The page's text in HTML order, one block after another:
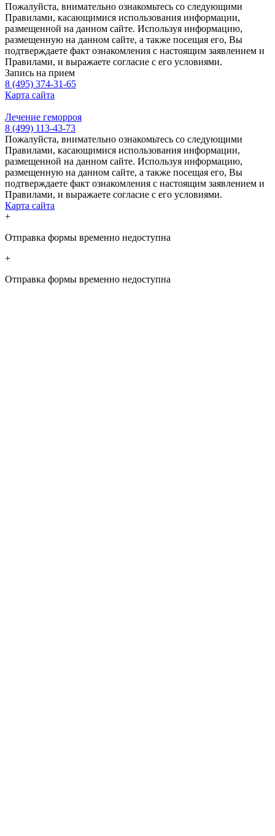
Пожалуйста, внимательно ознакомьтесь со следующими
Правилами, касающимися использования информации,
размещенной на данном сайте. Используя информацию,
размещенную на данном сайте, а также посещая его, Вы
подтверждаете факт ознакомления с настоящим заявлением и
Правилами, и выражаете согласие с его условиями.
Запись на прием
8 (495) 374-31-65
Карта сайта
Лечение геморроя
8 (499) 113-43-73
Пожалуйста, внимательно ознакомьтесь со следующими
Правилами, касающимися использования информации,
размещенной на данном сайте. Используя информацию,
размещенную на данном сайте, а также посещая его, Вы
подтверждаете факт ознакомления с настоящим заявлением и
Правилами, и выражаете согласие с его условиями.
Карта сайта
+
Отправка формы временно недоступна
+
Отправка формы временно недоступна